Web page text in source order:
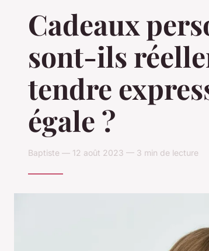
Cadeaux
sont-ils
tendre
égale ?
Baptiste — 12 août 2023 — 3 min de lecture